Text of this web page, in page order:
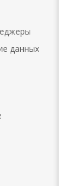
данных